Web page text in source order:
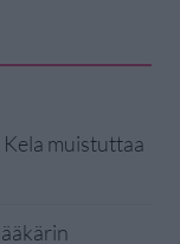
Kela muistuttaa